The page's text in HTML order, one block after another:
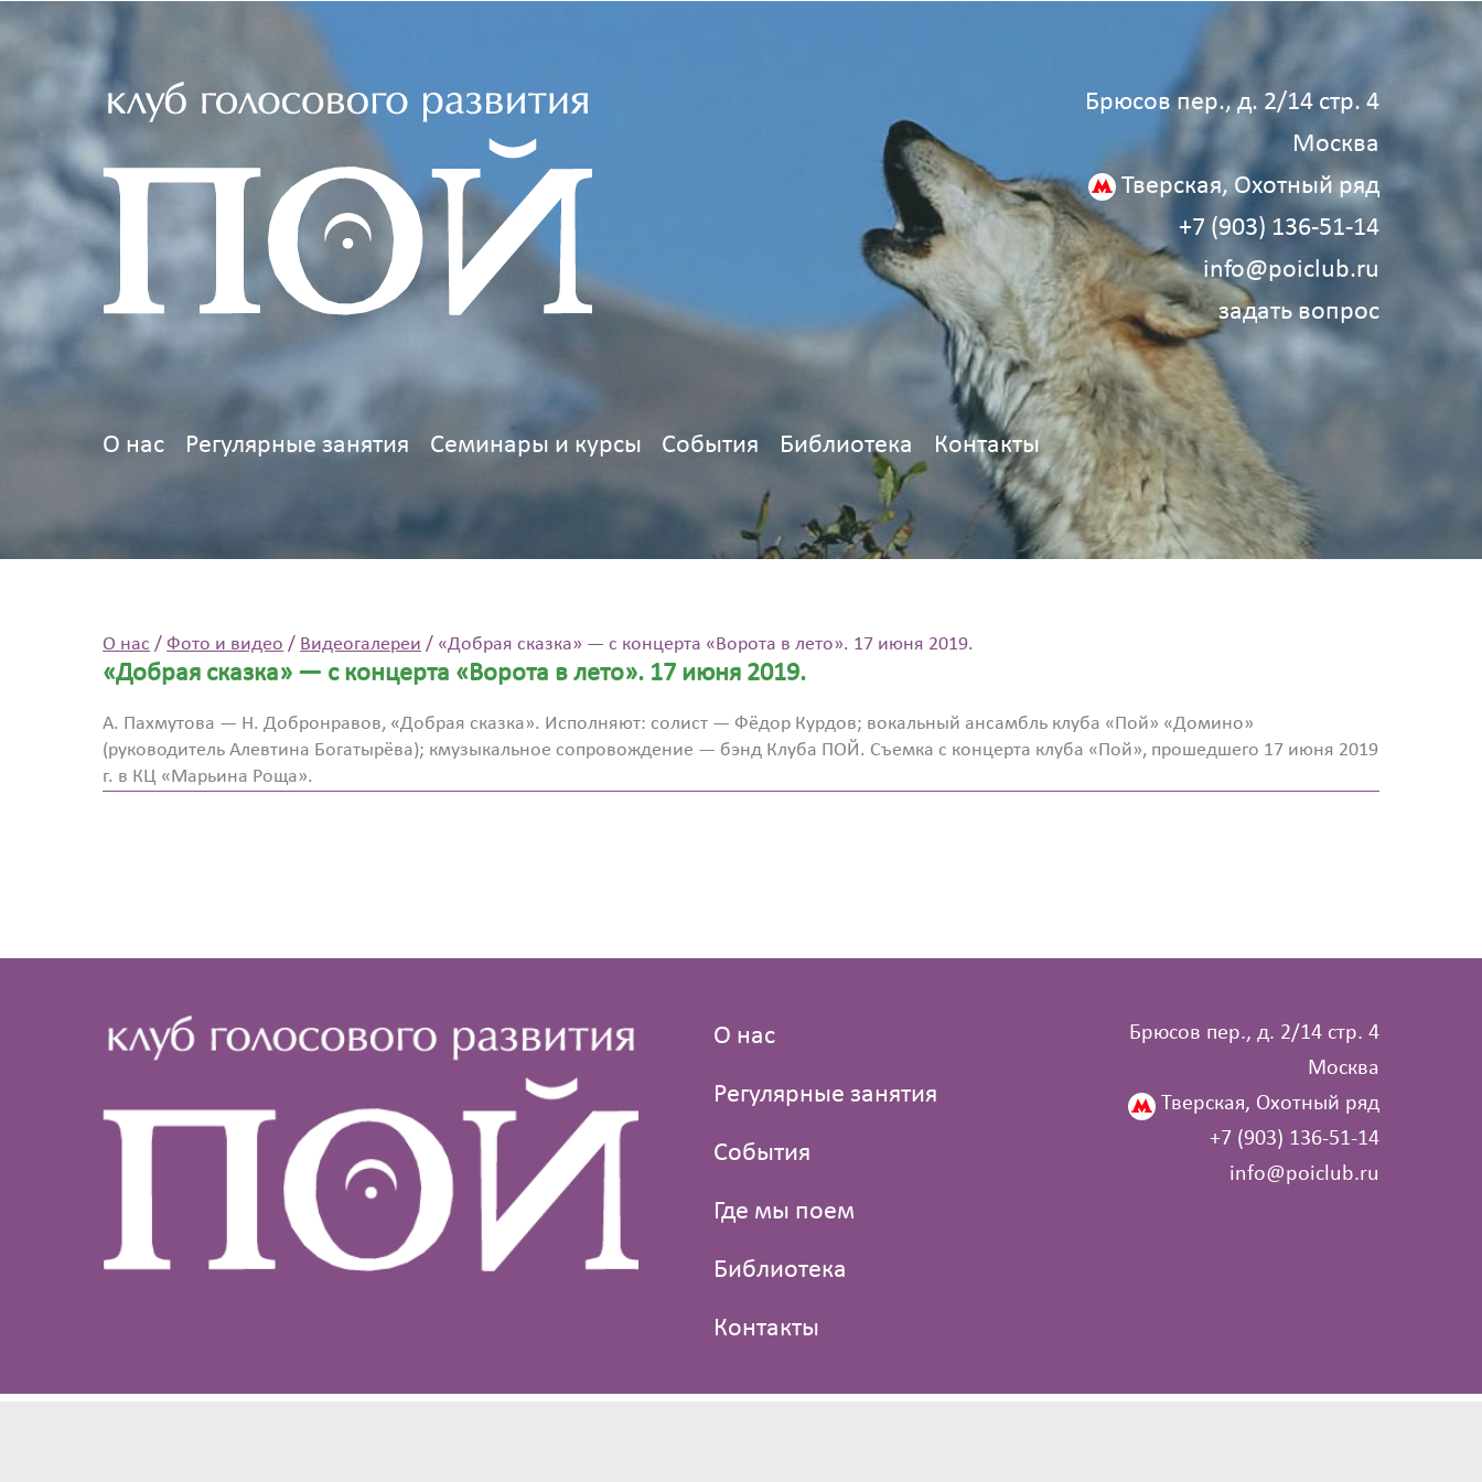
Брюсов пер., д. 2/14 стр. 4
Москва
Тверская, Охотный ряд
+7 (903) 136‑51‑14
info@poiclub.ru
задать вопрос
О нас Регулярные занятия Семинары и курсы События Библиотека Контакты
О нас /Фото и видео / Видеогалереи / «Добрая сказка» — с концерта «Ворота в лето». 17 июня 2019.
«Добрая сказка» — с концерта «Ворота в лето». 17 июня 2019.
А. Пахмутова — Н. Добронравов, «Добрая сказка». Исполняют: солист — Фёдор Курдов; вокальный ансамбль клуба «Пой» «Домино»
(руководитель Алевтина Богатырёва); кмузыкальное сопровождение — бэнд Клуба ПОЙ. Съемка с концерта клуба «Пой», прошедшего 17 июня 2019
г. в КЦ «Марьина Роща».
О нас
Регулярные занятия
События
Где мы поем
Библиотека
Контакты
Брюсов пер., д. 2/14 стр. 4
Москва
Тверская, Охотный ряд
+7 (903) 136‑51‑14
info@poiclub.ru